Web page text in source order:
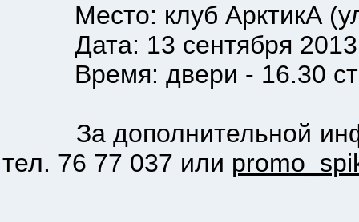
Место: клуб АрктикА
Дата: 13 сентября 2013
Время: двери - 16.30
За дополнительной
тел. 76 77 037 или